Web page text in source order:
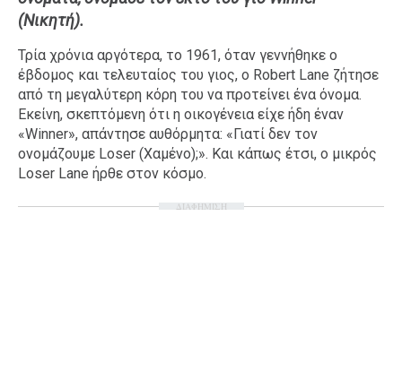
AGENDA
Agenda
Επιλογές
Εισιτήρια
(Νικητή).
Τρία χρόνια αργότερα, το 1961, όταν γεννήθηκε ο
έβδομος και τελευταίος του γιος, ο Robert Lane ζήτησε
από τη μεγαλύτερη κόρη του να προτείνει ένα όνομα.
Εκείνη, σκεπτόμενη ότι η οικογένεια είχε ήδη έναν
«Winner», απάντησε αυθόρμητα: «Γιατί δεν τον
ονομάζουμε Loser (Χαμένο);». Και κάπως έτσι, ο μικρός
Loser Lane ήρθε στον κόσμο.
ΔΙΑΦΗΜΙΣΗ